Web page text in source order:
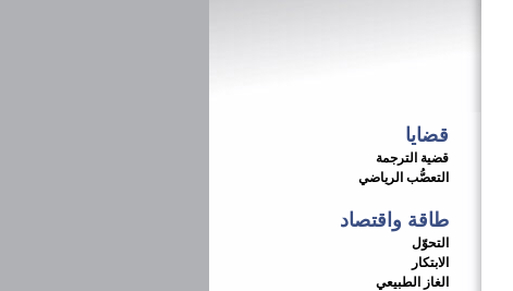
قضايا
قضية الترجمة
التعصُّب الرياضي
طاقة واقتصاد
التحوّل
الابتكار
الغاز الطبيعي